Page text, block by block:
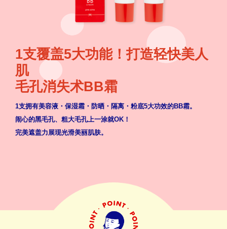
1支覆盖5大功能！打造轻快美人
肌
毛孔消失术BB霜
1支拥有美容液・保湿霜・防晒・隔离・粉底5大功效的BB霜。
闹心的黑毛孔、粗大毛孔上一涂就OK！
完美遮盖力展现光滑美丽肌肤。